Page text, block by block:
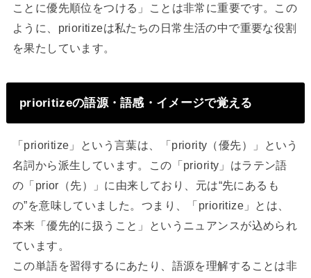
ことに優先順位をつける」ことは非常に重要です。この
ように、prioritizeは私たちの日常生活の中で重要な役割
を果たしています。
prioritizeの語源・語感・イメージで覚える
「prioritize」という言葉は、「priority（優先）」という
名詞から派生しています。この「priority」はラテン語
の「prior（先）」に由来しており、元は“先にあるも
の”を意味していました。つまり、「prioritize」とは、
本来「優先的に扱うこと」というニュアンスが込められ
ています。
この単語を習得するにあたり、語源を理解することは非